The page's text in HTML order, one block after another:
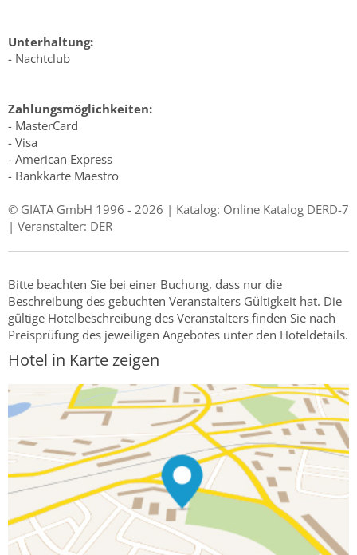
Unterhaltung:
- Nachtclub
Zahlungsmöglichkeiten:
- MasterCard
- Visa
- American Express
- Bankkarte Maestro
© GIATA GmbH 1996 - 2026 | Katalog: Online Katalog DERD-7
| Veranstalter: DER
Bitte beachten Sie bei einer Buchung, dass nur die
Beschreibung des gebuchten Veranstalters Gültigkeit hat. Die
gültige Hotelbeschreibung des Veranstalters finden Sie nach
Preisprüfung des jeweiligen Angebotes unter den Hoteldetails.
Hotel in Karte zeigen